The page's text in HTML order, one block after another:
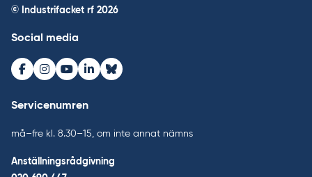
© Industrifacket rf 2026
Social media
Facebook
Instagram
Youtube
LinkedInBluesky
Servicenumren
må–fre kl. 8.30–15, om inte annat nämns
Anställningsrådgivning